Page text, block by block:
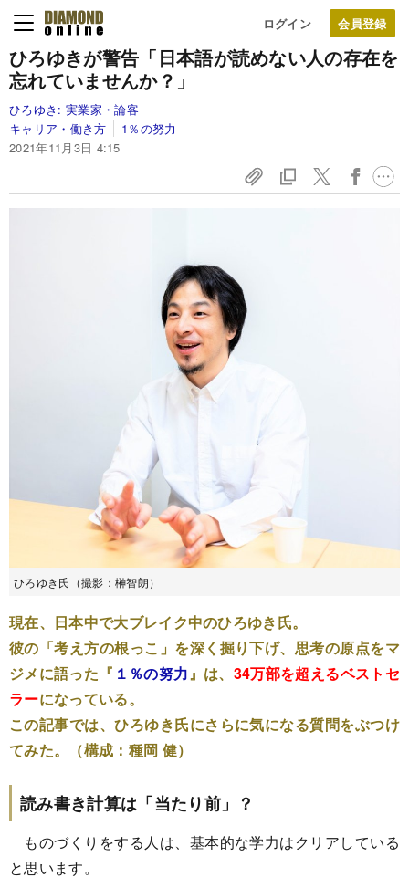
ログイン
ひろゆきが警告「日本語が読めない人の存在を
忘れていませんか？」
ひろゆき: 実業家・論客
キャリア・働き方
1％の努力
2021年11月3日 4:15
ひろゆき氏（撮影：榊智朗）
現在、日本中で大ブレイク中のひろゆき氏。
彼の「考え方の根っこ」を深く掘り下げ、思考の原点をマ
ジメに語った『 １％の努力』は、 34万部を超えるベストセ
ラーになっている。
この記事では、ひろゆき氏にさらに気になる質問をぶつけ
てみた。（構成：種岡 健）
読み書き計算は「当たり前」？
ものづくりをする人は、基本的な学力はクリアしている
と思います。